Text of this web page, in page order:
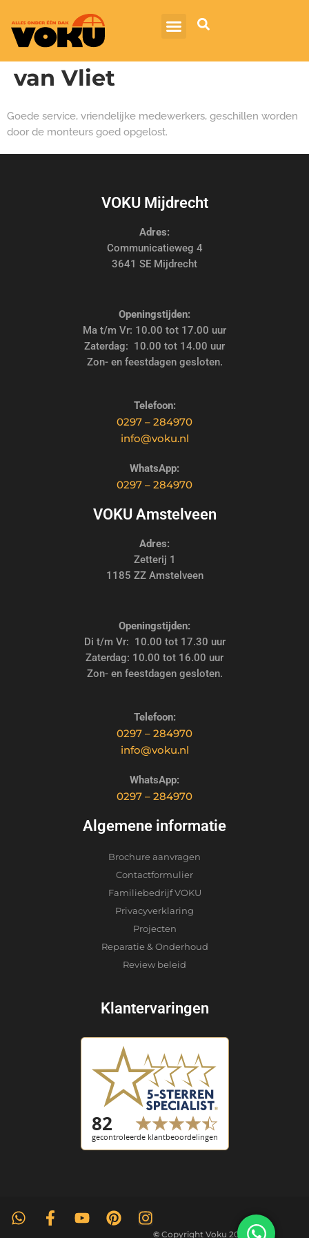
van Vliet
Goede service, vriendelijke medewerkers, geschillen worden
door de monteurs goed opgelost.
VOKU Mijdrecht
Adres:
Communicatieweg 4
3641 SE Mijdrecht
Openingstijden:
Ma t/m Vr: 10.00 tot 17.00 uur
Zaterdag: 10.00 tot 14.00 uur
Zon- en feestdagen gesloten.
Telefoon:
0297 – 284970
info@voku.nl
WhatsApp:
0297 – 284970
VOKU Amstelveen
Adres:
Zetterij 1
1185 ZZ Amstelveen
Openingstijden:
Di t/m Vr: 10.00 tot 17.30 uur
Zaterdag: 10.00 tot 16.00 uur
Zon- en feestdagen gesloten.
Telefoon:
0297 – 284970
info@voku.nl
WhatsApp:
0297 – 284970
Algemene informatie
Brochure aanvragen
Contactformulier
Familiebedrijf VOKU
Privacyverklaring
Projecten
Reparatie & Onderhoud
Review beleid
Klantervaringen
© Copyright Voku 2026